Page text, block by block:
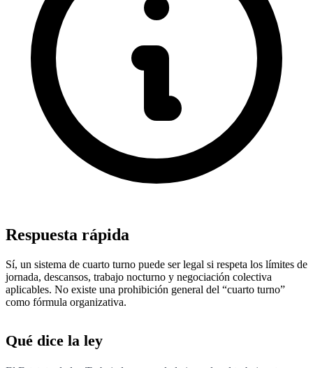
Respuesta rápida
Sí, un sistema de cuarto turno puede ser legal si respeta los límites de
jornada, descansos, trabajo nocturno y negociación colectiva
aplicables. No existe una prohibición general del “cuarto turno”
como fórmula organizativa.
Qué dice la ley